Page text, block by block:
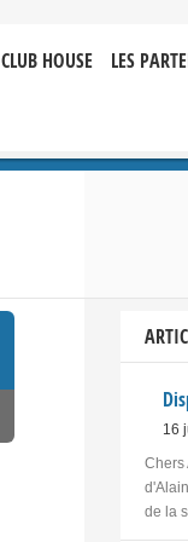
CLUB HOUSE LES
16
Chers
de la